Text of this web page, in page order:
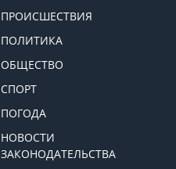
ПРОИСШЕСТВИЯ
ПОЛИТИКА
ОБЩЕСТВО
СПОРТ
ПОГОДА
НОВОСТИ
ЗАКОНОДАТЕЛЬСТВА